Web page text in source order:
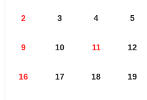
2 3 4 5
9 10 11 12
16 17 18 19